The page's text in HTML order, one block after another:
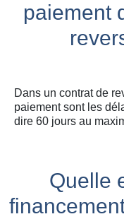
paiement
Dans un contrat de
paiement sont les
dire 60 jours au
Quelle